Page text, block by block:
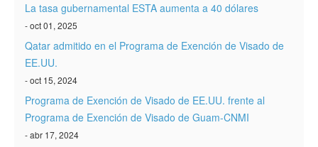
La tasa gubernamental ESTA aumenta a 40 dólares
- oct 01, 2025
Qatar admitido en el Programa de Exención de Visado de
EE.UU.
- oct 15, 2024
Programa de Exención de Visado de EE.UU. frente al
Programa de Exención de Visado de Guam-CNMI
- abr 17, 2024